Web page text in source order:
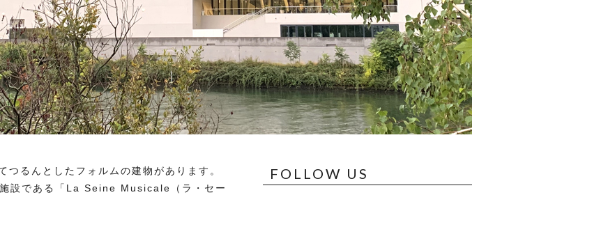
るんとしたフォルムの建物があります。
設である「La Seine Musicale（ラ・セー
FOLLOW US